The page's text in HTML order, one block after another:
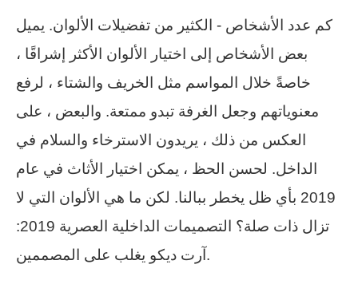
كم عدد الأشخاص - الكثير من تفضيلات الألوان. يميل
بعض الأشخاص إلى اختيار الألوان الأكثر إشراقًا ،
خاصةً خلال المواسم مثل الخريف والشتاء ، لرفع
معنوياتهم وجعل الغرفة تبدو ممتعة. والبعض ، على
العكس من ذلك ، يريدون الاسترخاء والسلام في
الداخل. لحسن الحظ ، يمكن اختيار الأثاث في عام
2019 بأي ظل يخطر ببالنا. لكن ما هي الألوان التي لا
تزال ذات صلة؟ التصميمات الداخلية العصرية 2019:
آرت ديكو يغلب على المصممين.